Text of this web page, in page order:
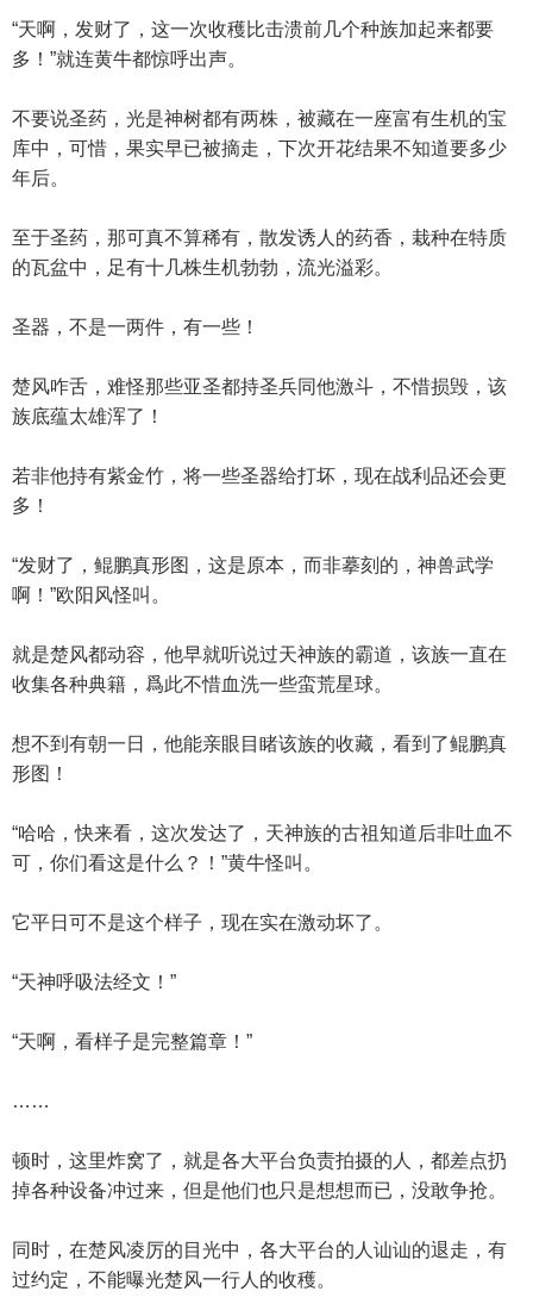
“天啊，发财了，这一次收穫比击溃前几个种族加起来都要
多！”就连黄牛都惊呼出声。
不要说圣药，光是神树都有两株，被藏在一座富有生机的宝
库中，可惜，果实早已被摘走，下次开花结果不知道要多少
年后。
至于圣药，那可真不算稀有，散发诱人的药香，栽种在特质
的瓦盆中，足有十几株生机勃勃，流光溢彩。
圣器，不是一两件，有一些！
楚风咋舌，难怪那些亚圣都持圣兵同他激斗，不惜损毁，该
族底蕴太雄浑了！
若非他持有紫金竹，将一些圣器给打坏，现在战利品还会更
多！
“发财了，鲲鹏真形图，这是原本，而非摹刻的，神兽武学
啊！”欧阳风怪叫。
就是楚风都动容，他早就听说过天神族的霸道，该族一直在
收集各种典籍，爲此不惜血洗一些蛮荒星球。
想不到有朝一日，他能亲眼目睹该族的收藏，看到了鲲鹏真
形图！
“哈哈，快来看，这次发达了，天神族的古祖知道后非吐血不
可，你们看这是什么？！”黄牛怪叫。
它平日可不是这个样子，现在实在激动坏了。
“天神呼吸法经文！”
“天啊，看样子是完整篇章！”
……
顿时，这里炸窝了，就是各大平台负责拍摄的人，都差点扔
掉各种设备冲过来，但是他们也只是想想而已，没敢争抢。
同时，在楚风凌厉的目光中，各大平台的人讪讪的退走，有
过约定，不能曝光楚风一行人的收穫。